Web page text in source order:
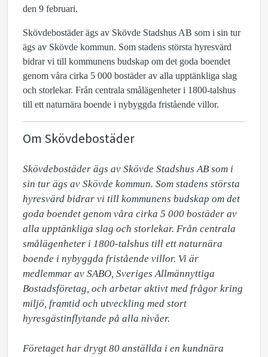
den 9 februari.
Skövdebostäder ägs av Skövde Stadshus AB som i sin tur
ägs av Skövde kommun. Som stadens största hyresvärd
bidrar vi till kommunens budskap om det goda boendet
genom våra cirka 5 000 bostäder av alla upptänkliga slag
och storlekar. Från centrala smålägenheter i 1800-talshus
till ett naturnära boende i nybyggda fristående villor.
Om Skövdebostäder
Skövdebostäder ägs av Skövde Stadshus AB som i
sin tur ägs av Skövde kommun. Som stadens största
hyresvärd bidrar vi till kommunens budskap om det
goda boendet genom våra cirka 5 000 bostäder av
alla upptänkliga slag och storlekar. Från centrala
smålägenheter i 1800-talshus till ett naturnära
boende i nybyggda fristående villor. Vi är
medlemmar av SABO, Sveriges Allmännyttiga
Bostadsföretag, och arbetar aktivt med frågor kring
miljö, framtid och utveckling med stort
hyresgästinflytande på alla nivåer.
Företaget har drygt 80 anställda i en kundnära